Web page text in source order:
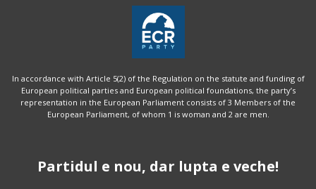
In accordance with Article 5(2) of the Regulation on the statute and funding of
European political parties and European political foundations, the party’s
representation in the European Parliament consists of 3 Members of the
European Parliament, of whom 1 is woman and 2 are men.
Partidul e nou, dar lupta e veche!